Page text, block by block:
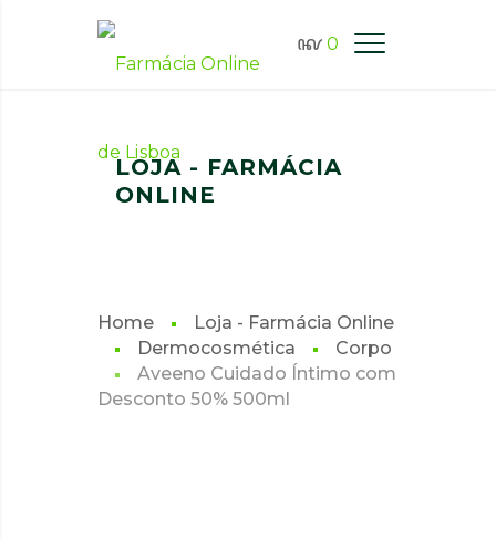
0
FARMÁCIA ONLINE LISBOA
LOJA - FARMÁCIA
ONLINE
Home
Loja - Farmácia Online
Dermocosmética
Corpo
Aveeno Cuidado Íntimo com
Desconto 50% 500ml